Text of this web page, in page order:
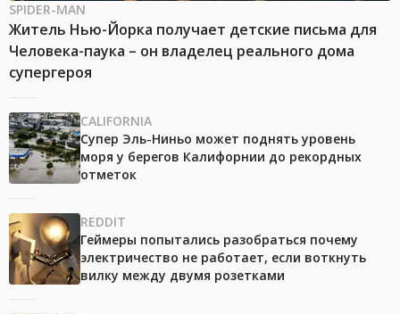
SPIDER-MAN
Житель Нью-Йорка получает детские письма для
Человека-паука – он владелец реального дома
супергероя
CALIFORNIA
Супер Эль-Ниньо может поднять уровень
моря у берегов Калифорнии до рекордных
отметок
REDDIT
Геймеры попытались разобраться почему
электричество не работает, если воткнуть
вилку между двумя розетками